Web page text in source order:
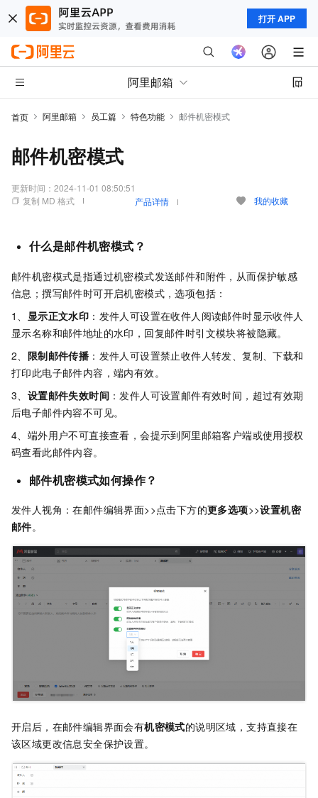
打开 APP
阿里邮箱
首页 阿里邮箱 员工篇 特色功能 邮件机密模式
邮件机密模式
更新时间： 2024-11-01 08:50:51
复制 MD 格式
产品详情 我的收藏
什么是邮件机密模式？
邮件机密模式是指通过机密模式发送邮件和附件，从而保护敏感
信息；撰写邮件时可开启机密模式，选项包括：
1、 显示正文水印 ： 发件人可设置在收件人阅读邮件时显示收件人
显示名称和邮件地址的水印，回复邮件时引文模块将被隐藏。
2、 限制邮件传播 ：发件人可设置禁止收件人转发、复制、下载和
打印此电子邮件内容，端内有效。
3、 设置邮件失效时间 ：发件人可设置邮件有效时间，超过有效期
后电子邮件内容不可见。
4、端外用户不可直接查看，会提示到阿里邮箱客户端或使用授权
码查看此邮件内容。
邮件机密模式如何操作？
发件人视角：在邮件编辑界面>>点击下方的更多选项>>设置机密
邮件。
开启后，在邮件编辑界面会有机密模式的说明区域，支持直接在
该区域更改信息安全保护设置。